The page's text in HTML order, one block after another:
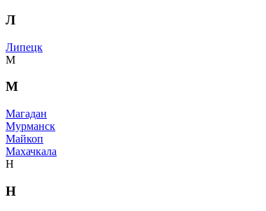
Л
Липецк
М
М
Магадан
Мурманск
Майкоп
Махачкала
Н
Н